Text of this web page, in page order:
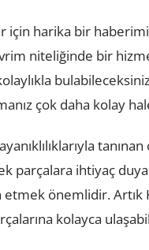
için harika bir
niteliğinde bir
çok daha kolay
parçalara ihtiyaç
önemlidir. Artık
kolayca